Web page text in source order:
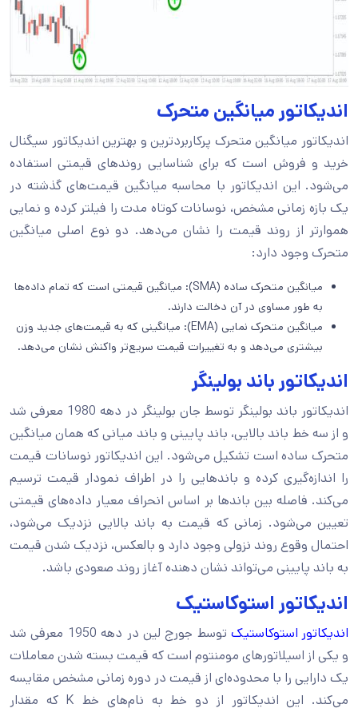
اندیکاتور میانگین متحرک
اندیکاتور میانگین متحرک پرکاربردترین و بهترین اندیکاتور سیگنال
خرید و فروش است که برای شناسایی روندهای قیمتی استفاده
می‌شود. این اندیکاتور با محاسبه میانگین قیمت‌های گذشته در
یک بازه زمانی مشخص، نوسانات کوتاه‌ مدت را فیلتر کرده و نمایی
هموارتر از روند قیمت را نشان می‌دهد. دو نوع اصلی میانگین
متحرک وجود دارد:
میانگین متحرک ساده (SMA): میانگین قیمتی است که تمام داده‌ها
به طور مساوی در آن دخالت دارند.
میانگین متحرک نمایی (EMA): میانگینی که به قیمت‌های جدید وزن
بیشتری می‌دهد و به تغییرات قیمت سریع‌تر واکنش نشان می‌دهد.
اندیکاتور باند بولینگر
اندیکاتور باند بولینگر توسط جان بولینگر در دهه 1980 معرفی شد
و از سه خط باند بالایی، باند پایینی و باند میانی که همان میانگین
متحرک ساده است تشکیل می‌شود. این اندیکاتور نوسانات قیمت
را اندازه‌گیری کرده و باندهایی را در اطراف نمودار قیمت ترسیم
می‌کند. فاصله بین باندها بر اساس انحراف معیار داده‌های قیمتی
تعیین می‌شود. زمانی که قیمت به باند بالایی نزدیک می‌شود،
احتمال وقوع روند نزولی وجود دارد و بالعکس، نزدیک شدن قیمت
به باند پایینی می‌تواند نشان ‌دهنده آغاز روند صعودی باشد.
اندیکاتور استوکاستیک
اندیکاتور استوکاستیک
توسط جورج لین در دهه 1950 معرفی شد
و یکی از اسیلاتورهای مومنتوم است که قیمت بسته شدن معاملات
یک دارایی را با محدوده‌ای از قیمت در دوره زمانی مشخص مقایسه
می‌کند. این اندیکاتور از دو خط به نام‌های خط K که مقدار